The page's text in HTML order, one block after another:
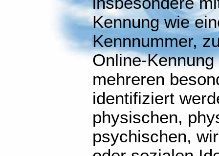
Kennung wie
Kennnummer,
Online-
mehreren
identifiziert
physischen,
psychischen,